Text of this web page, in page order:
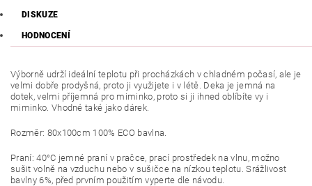
DISKUZE
HODNOCENÍ
Výborně udrží ideální teplotu při procházkách v chladném počasí, ale je
velmi dobře prodyšná, proto ji využijete i v létě. Deka je jemná na
dotek, velmi příjemná pro miminko, proto si ji ihned oblíbíte vy i
miminko. Vhodné také jako dárek.
Rozměr: 80x100cm 100% ECO bavlna.
Praní: 40°C jemné praní v pračce, prací prostředek na vlnu, možno
sušit volně na vzduchu nebo v sušičce na nízkou teplotu. Srážlivost
bavlny 6%, před prvním použitím vyperte dle návodu.